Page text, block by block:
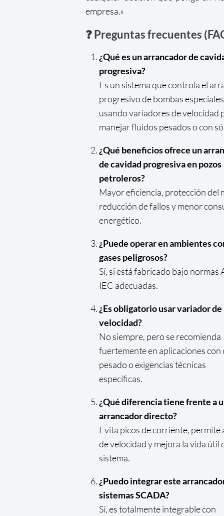
empresa.»
❓ Preguntas frecuentes
¿Qué es un arrancador de
progresiva?
Es un sistema que controla el
progresivo de bombas
usando variadores de velocidad
manejar fluidos pesados o con
¿Qué beneficios ofrece un
de cavidad progresiva en pozos
petroleros?
Mayor eficiencia, protección del
reducción de fallos y menor
energético.
¿Puede operar en ambientes
gases peligrosos?
Sí, si está fabricado bajo normas
IEC adecuadas.
¿Es obligatorio usar variador de
velocidad?
No siempre, pero se recomienda
fuertemente en aplicaciones con
pesado o exigencias técnicas
específicas.
¿Qué diferencia tiene frente a
arrancador directo?
Evita picos de corriente, permite
de velocidad y mejora la vida útil
sistema.
¿Puedo integrar este
sistemas SCADA?
Sí, es totalmente integrable con